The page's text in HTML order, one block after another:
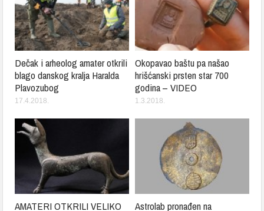
Dečak i arheolog amater otkrili
blago danskog kralja Haralda
Plavozubog
17.4.2018.
Okopavao baštu pa našao
hrišćanski prsten star 700
godina – VIDEO
1.3.2018.
AMATERI OTKRILI VELIKO Astrolab pronađen na